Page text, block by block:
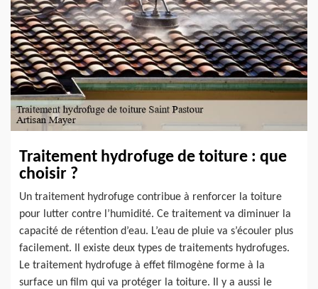
Traitement hydrofuge de toiture : que
choisir ?
Un traitement hydrofuge contribue à renforcer la toiture
pour lutter contre l’humidité. Ce traitement va diminuer la
capacité de rétention d’eau. L’eau de pluie va s’écouler plus
facilement. Il existe deux types de traitements hydrofuges.
Le traitement hydrofuge à effet filmogène forme à la
surface un film qui va protéger la toiture. Il y a aussi le